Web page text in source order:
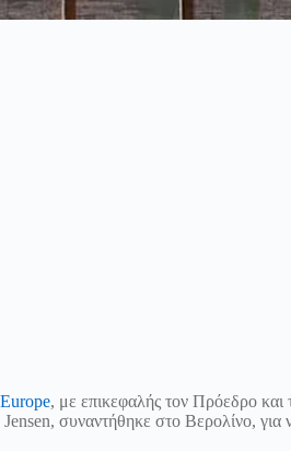
, με επικεφαλής τον Πρόεδρο και
συναντήθηκε στο Βερολίνο, για